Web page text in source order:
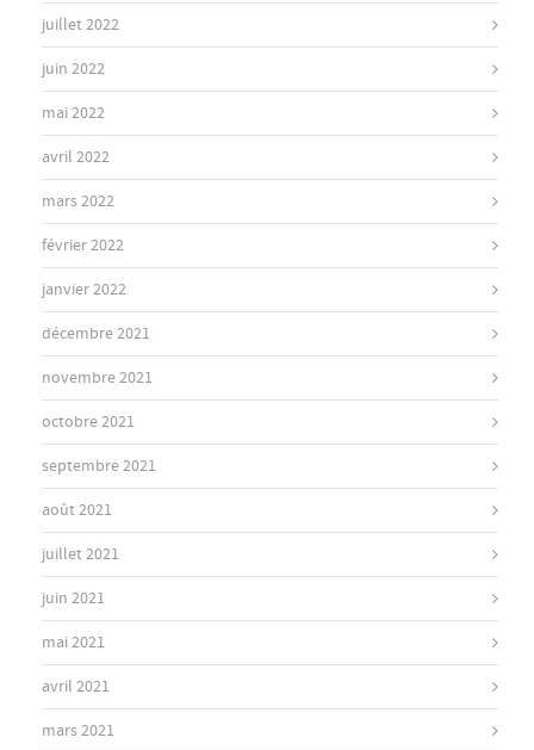
juillet 2022
juin 2022
mai 2022
avril 2022
mars 2022
février 2022
janvier 2022
décembre 2021
novembre 2021
octobre 2021
septembre 2021
août 2021
juillet 2021
juin 2021
mai 2021
avril 2021
mars 2021